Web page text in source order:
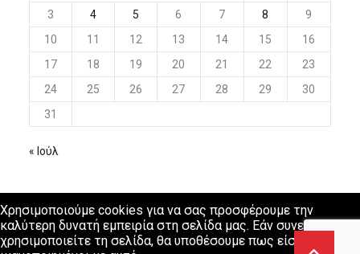
3
4 5 6 7 8
9
10
11 12 13 14 15
16
17
18 19 20 21 22
23
24
25 26 27 28 29
30
31
« Ιούλ
Χρησιμοποιούμε cookies για να σας προσφέρουμε την
καλύτερη δυνατή εμπειρία στη σελίδα μας. Εάν συνεχίσετε να
χρησιμοποιείτε τη σελίδα, θα υποθέσουμε πως είστε